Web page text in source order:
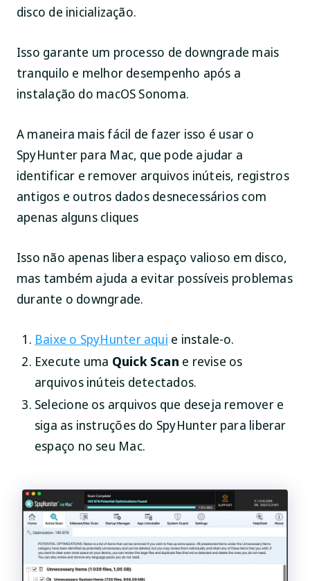
disco de inicialização.
Isso garante um processo de downgrade mais
tranquilo e melhor desempenho após a
instalação do macOS Sonoma.
A maneira mais fácil de fazer isso é usar o
SpyHunter para Mac, que pode ajudar a
identificar e remover arquivos inúteis, registros
antigos e outros dados desnecessários com
apenas alguns cliques
Isso não apenas libera espaço valioso em disco,
mas também ajuda a evitar possíveis problemas
durante o downgrade.
Baixe o SpyHunter aqui e instale-o.
Execute uma Quick Scan e revise os
arquivos inúteis detectados.
Selecione os arquivos que deseja remover e
siga as instruções do SpyHunter para liberar
espaço no seu Mac.